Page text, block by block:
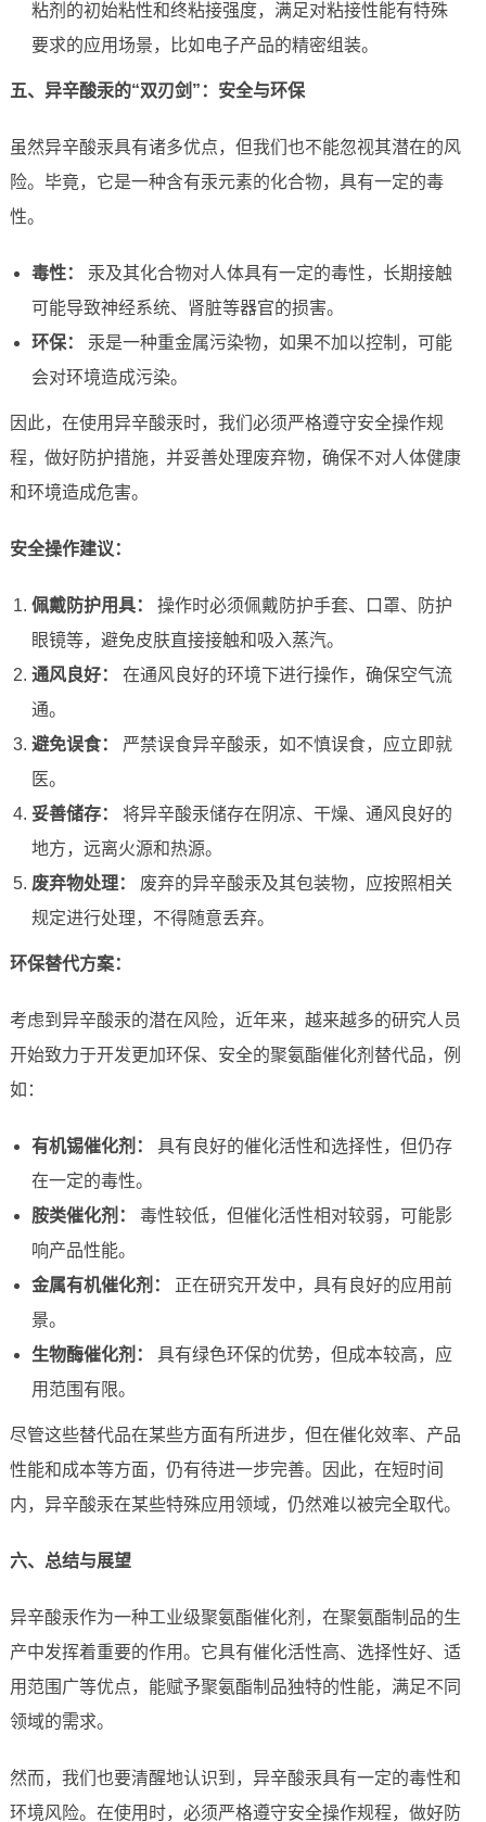
粘剂的初始粘性和终粘接强度，满足对粘接性能有特殊
要求的应用场景，比如电子产品的精密组装。
五、异辛酸汞的“双刃剑”：安全与环保
虽然异辛酸汞具有诸多优点，但我们也不能忽视其潜在的风
险。毕竟，它是一种含有汞元素的化合物，具有一定的毒
性。
毒性：
汞及其化合物对人体具有一定的毒性，长期接触
可能导致神经系统、肾脏等器官的损害。
环保：
汞是一种重金属污染物，如果不加以控制，可能
会对环境造成污染。
因此，在使用异辛酸汞时，我们必须严格遵守安全操作规
程，做好防护措施，并妥善处理废弃物，确保不对人体健康
和环境造成危害。
安全操作建议：
佩戴防护用具：
操作时必须佩戴防护手套、口罩、防护
眼镜等，避免皮肤直接接触和吸入蒸汽。
通风良好：
在通风良好的环境下进行操作，确保空气流
通。
避免误食：
严禁误食异辛酸汞，如不慎误食，应立即就
医。
妥善储存：
将异辛酸汞储存在阴凉、干燥、通风良好的
地方，远离火源和热源。
废弃物处理：
废弃的异辛酸汞及其包装物，应按照相关
规定进行处理，不得随意丢弃。
环保替代方案：
考虑到异辛酸汞的潜在风险，近年来，越来越多的研究人员
开始致力于开发更加环保、安全的聚氨酯催化剂替代品，例
如：
有机锡催化剂：
具有良好的催化活性和选择性，但仍存
在一定的毒性。
胺类催化剂：
毒性较低，但催化活性相对较弱，可能影
响产品性能。
金属有机催化剂：
正在研究开发中，具有良好的应用前
景。
生物酶催化剂：
具有绿色环保的优势，但成本较高，应
用范围有限。
尽管这些替代品在某些方面有所进步，但在催化效率、产品
性能和成本等方面，仍有待进一步完善。因此，在短时间
内，异辛酸汞在某些特殊应用领域，仍然难以被完全取代。
六、总结与展望
异辛酸汞作为一种工业级聚氨酯催化剂，在聚氨酯制品的生
产中发挥着重要的作用。它具有催化活性高、选择性好、适
用范围广等优点，能赋予聚氨酯制品独特的性能，满足不同
领域的需求。
然而，我们也要清醒地认识到，异辛酸汞具有一定的毒性和
环境风险。在使用时，必须严格遵守安全操作规程，做好防